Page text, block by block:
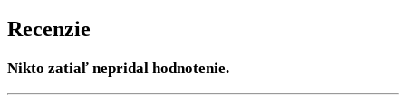
Recenzie
Nikto zatiaľ nepridal hodnotenie.